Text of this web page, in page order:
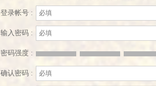
登录帐号 :
输入密码 :
密码强度 :
确认密码 :